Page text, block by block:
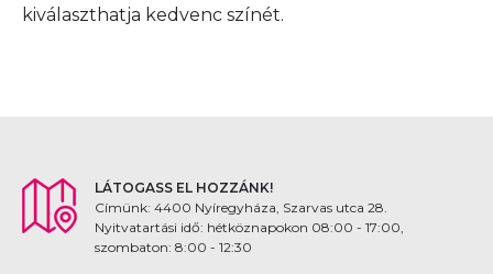
kiválaszthatja kedvenc színét.
LÁTOGASS EL HOZZÁNK!
Címünk: 4400 Nyíregyháza, Szarvas utca 28.
Nyitvatartási idő: hétköznapokon 08:00 - 17:00,
szombaton: 8:00 - 12:30